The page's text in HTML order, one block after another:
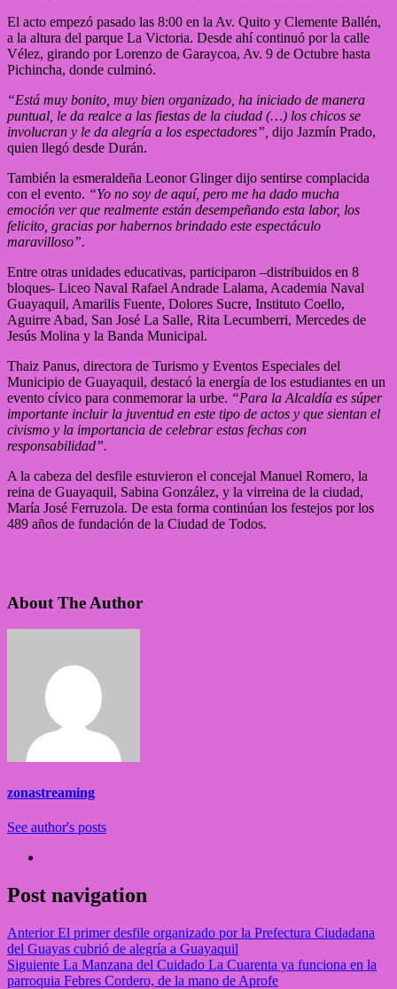
El acto empezó pasado las 8:00 en la Av. Quito y Clemente Ballén,
a la altura del parque La Victoria. Desde ahí continuó por la calle
Vélez, girando por Lorenzo de Garaycoa, Av. 9 de Octubre hasta
Pichincha, donde culminó.
“Está muy bonito, muy bien organizado, ha iniciado de manera
puntual, le da realce a las fiestas de la ciudad (…) los chicos se
involucran y le da alegría a los espectadores”, dijo Jazmín Prado,
quien llegó desde Durán.
También la esmeraldeña Leonor Glinger dijo sentirse complacida
con el evento. “Yo no soy de aquí, pero me ha dado mucha
emoción ver que realmente están desempeñando esta labor, los
felicito, gracias por habernos brindado este espectáculo
maravilloso”.
Entre otras unidades educativas, participaron –distribuidos en 8
bloques- Liceo Naval Rafael Andrade Lalama, Academia Naval
Guayaquil, Amarilis Fuente, Dolores Sucre, Instituto Coello,
Aguirre Abad, San José La Salle, Rita Lecumberri, Mercedes de
Jesús Molina y la Banda Municipal.
Thaiz Panus, directora de Turismo y Eventos Especiales del
Municipio de Guayaquil, destacó la energía de los estudiantes en un
evento cívico para conmemorar la urbe. “Para la Alcaldía es súper
importante incluir la juventud en este tipo de actos y que sientan el
civismo y la importancia de celebrar estas fechas con
responsabilidad”.
A la cabeza del desfile estuvieron el concejal Manuel Romero, la
reina de Guayaquil, Sabina González, y la virreina de la ciudad,
María José Ferruzola. De esta forma continúan los festejos por los
489 años de fundación de la Ciudad de Todos.
About The Author
zonastreaming
See author's posts
Post navigation
AnteriorEl primer desfile organizado por la Prefectura Ciudadana
del Guayas cubrió de alegría a Guayaquil
Siguiente La Manzana del Cuidado La Cuarenta ya funciona en la
parroquia Febres Cordero, de la mano de Aprofe